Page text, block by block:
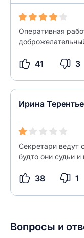
Оперативная
41 3
Ирина
Секретари ведут
будто они судьи
38 1
Введите
Текст отзыва
0/500
Как вы
разрешить
Введите свой
Ответ на отзыв
0/500
разрешить
Вопросы и
Название
ЗАКРЫТЬ